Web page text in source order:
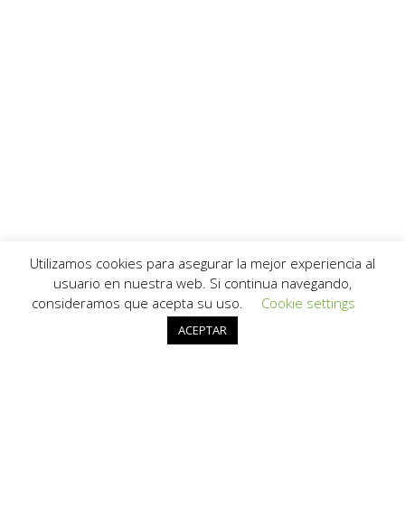
HEMEROTECA
Utilizamos cookies para asegurar la mejor experiencia al
usuario en nuestra web. Si continua navegando,
consideramos que acepta su uso.
Cookie settings
ACEPTAR